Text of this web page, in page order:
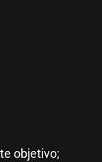
objetivo;